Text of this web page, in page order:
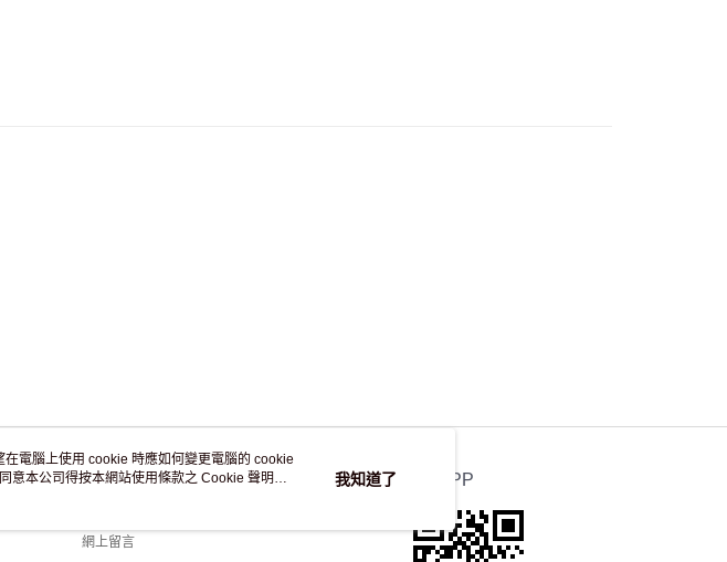
客戶服務
網上留言
官方APP
電腦上使用 cookie 時應如何變更電腦的 cookie
意本公司得按本網站使用條款之 Cookie 聲明使
我知道了